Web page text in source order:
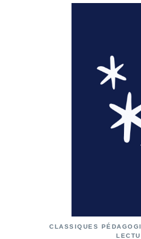
CLASSIQUES